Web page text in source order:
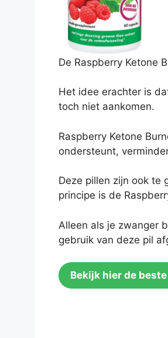
De Raspberry Ketone
Het idee erachter is
toch niet aankomen.
Raspberry Ketone
ondersteunt,
Deze pillen zijn ook te
principe is de
Alleen als je zwanger
gebruik van deze pil
Bekijk hier de